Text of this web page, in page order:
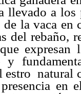
llevado a los
la vaca en
del rebaño,
expresan
estro natural
en